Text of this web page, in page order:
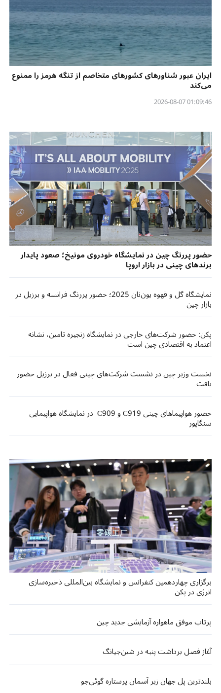
ایران عبور شناورهای کشورهای متخاصم از تنگه هرمز را ممنوع
می‌کند
01:09:46 2026-08-07
حضور پررنگ چین در نمایشگاه خودروی مونیخ؛ صعود پایدار
برندهای چینی در بازار اروپا
نمایشگاه گل و قهوه یون‌نان 2025؛ حضور پررنگ فرانسه و برزیل در
بازار چین
پکن: حضور شرکت‌های خارجی در نمایشگاه زنجیره تامین، نشانه
اعتماد به اقتصادی چین است
نخست وزیر چین در نشست شرکت‌های چینی فعال در برزیل حضور
یافت​​
حضور هواپیماهای چینی C919 و C909 در نمایشگاه هواپیمایی
سنگاپور
برگزاری چهاردهمین کنفرانس و نمایشگاه بین‌المللی ذخیره‌سازی
انرژی در پکن
پرتاب موفق ماهواره آزمایشی جدید چین
آغاز فصل برداشت پنبه در شین‌جیانگ
بلندترین پل جهان زیر آسمان پرستاره گوئی‌جو